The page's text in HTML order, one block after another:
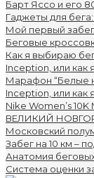
Барт Яссо и его
Гаджеты для
Мой первый забег
Беговые
Как я выбираю
Inception, или как
Марафон “Белые
Inception, или как
Nike Women’s
ВЕЛИКИЙ
Московский
Забег на 10 км –
Анатомия
Система оценки